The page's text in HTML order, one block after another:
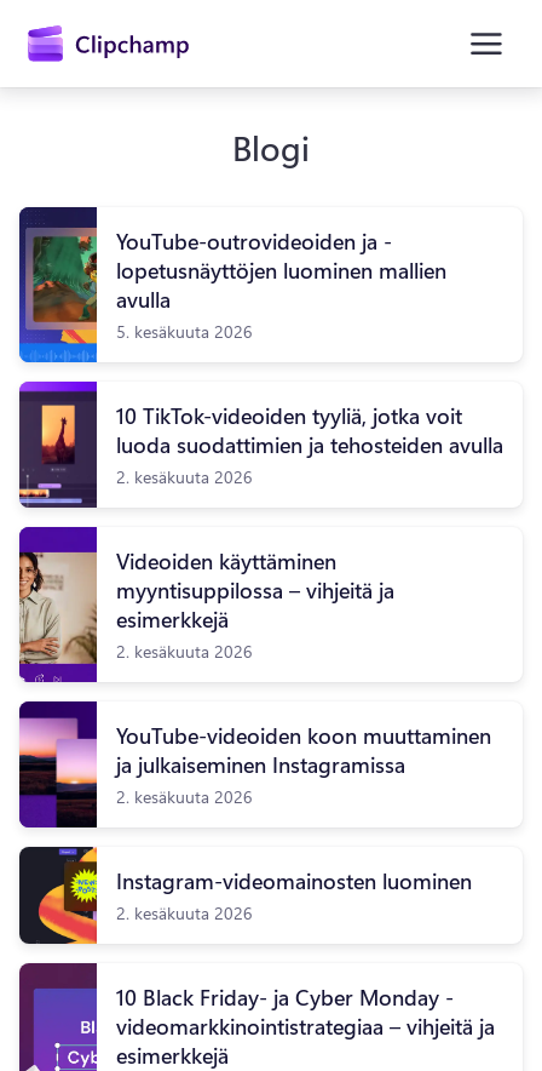
Kirjaudu sisään
Blogi
YouTube-outrovideoiden ja -
lopetusnäyttöjen luominen mallien
avulla
5. kesäkuuta 2026
10 TikTok-videoiden tyyliä, jotka voit
luoda suodattimien ja tehosteiden avulla
2. kesäkuuta 2026
Videoiden käyttäminen
myyntisuppilossa – vihjeitä ja
esimerkkejä
2. kesäkuuta 2026
YouTube-videoiden koon muuttaminen
ja julkaiseminen Instagramissa
2. kesäkuuta 2026
Instagram-videomainosten luominen
2. kesäkuuta 2026
10 Black Friday- ja Cyber Monday -
videomarkkinointistrategiaa – vihjeitä ja
esimerkkejä